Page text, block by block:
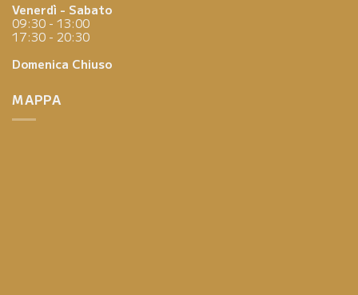
Venerdì - Sabato
09:30 - 13:00
17:30 - 20:30
Domenica Chiuso
MAPPA